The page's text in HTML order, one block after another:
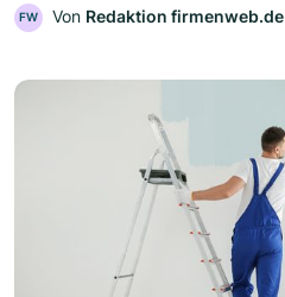
FW Von Redaktion firmenweb.de